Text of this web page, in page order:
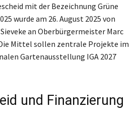
mit der Bezeichnung Grüne
wurde am 26. August 2025 von
an Oberbürgermeister Marc
Mittel sollen zentrale Projekte im
Gartenausstellung IGA 2027
und Finanzierung